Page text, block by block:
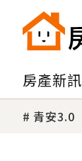
房產新訊
青安3.0